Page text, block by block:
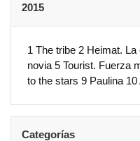
2015
1 The tribe 2 Heimat.
novia 5 Tourist. Fuerza
to the stars 9 Paulina
Categorías